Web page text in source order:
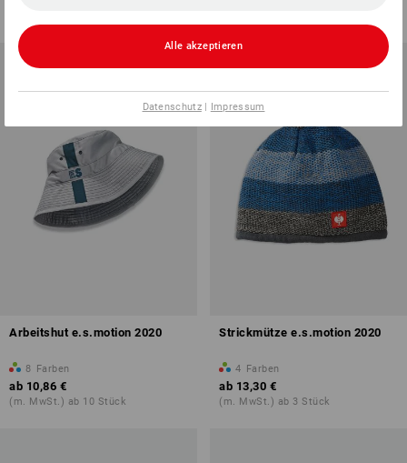
Arbeitshut e.s.motion 2020
8 Farben
ab 10,86 €
(m. MwSt.) ab 10 Stück
Strickmütze e.s.motion 2020
4 Farben
ab 13,30 €
(m. MwSt.) ab 3 Stück
Alle akzeptieren
Datenschutz| Impressum